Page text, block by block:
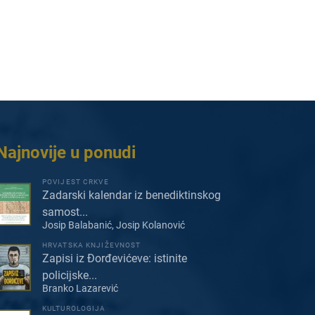
u ponudi
POVIJEST CRKVE
Zadarski kalendar iz benediktinskog
samost...
Josip Balabanić, Josip Kolanović
HRVATSKA KNJIŽEVNOST
Zapisi iz Đorđevićeve: istinite
policijske...
Branko Lazarević
KULTUROLOGIJA